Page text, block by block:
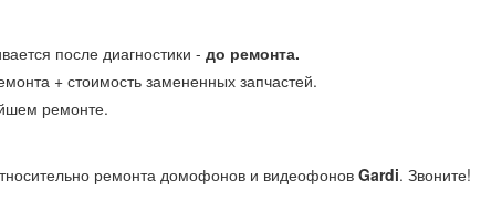
после диагностики - до ремонта.
+ стоимость замененных запчастей.
ремонте.
ремонта домофонов и видеофоновGardi. Звоните!